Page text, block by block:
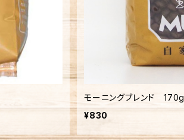
モーニングブレンド 170g
¥830